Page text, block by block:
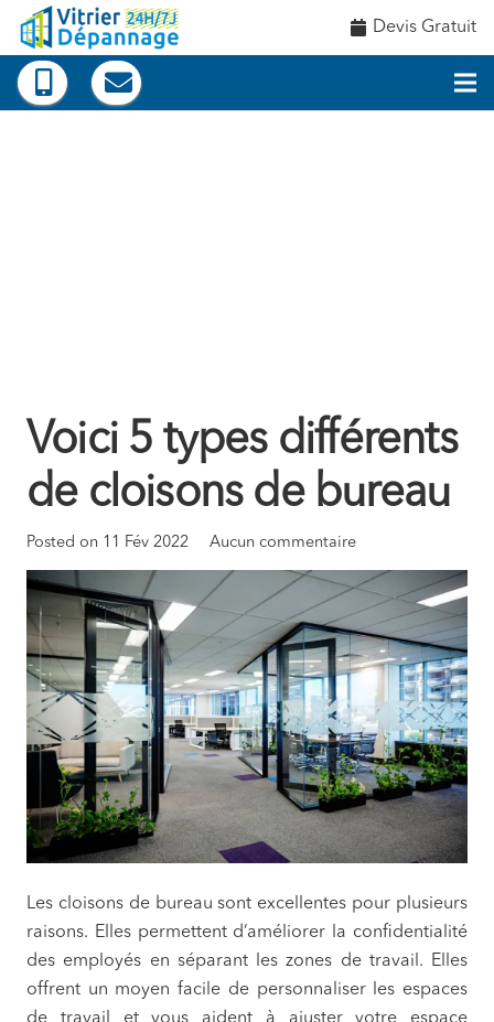
Devis Gratuit
Voici 5 types différents
de cloisons de bureau
Posted on 11 Fév 2022 Aucun commentaire
Les cloisons de bureau sont excellentes pour plusieurs
raisons. Elles permettent d’améliorer la confidentialité
des employés en séparant les zones de travail. Elles
offrent un moyen facile de personnaliser les espaces